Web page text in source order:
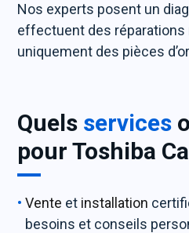
Nos experts posent un
effectuent des réparations
uniquement des pièces
Quels services
pour Toshiba
Vente et installation
besoins et conseils